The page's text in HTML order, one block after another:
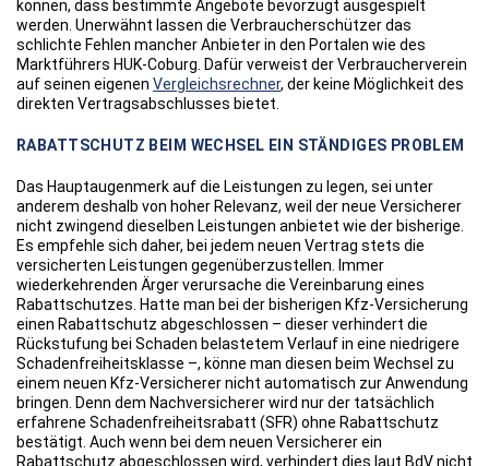
können, dass bestimmte Angebote bevorzugt ausgespielt
werden. Unerwähnt lassen die Verbraucherschützer das
schlichte Fehlen mancher Anbieter in den Portalen wie des
Marktführers HUK-Coburg. Dafür verweist der Verbraucherverein
auf seinen eigenen Vergleichsrechner, der keine Möglichkeit des
direkten Vertragsabschlusses bietet.
RABATTSCHUTZ BEIM WECHSEL EIN STÄNDIGES PROBLEM
Das Hauptaugenmerk auf die Leistungen zu legen, sei unter
anderem deshalb von hoher Relevanz, weil der neue Versicherer
nicht zwingend dieselben Leistungen anbietet wie der bisherige.
Es empfehle sich daher, bei jedem neuen Vertrag stets die
versicherten Leistungen gegenüberzustellen. Immer
wiederkehrenden Ärger verursache die Vereinbarung eines
Rabattschutzes. Hatte man bei der bisherigen Kfz-Versicherung
einen Rabattschutz abgeschlossen – dieser verhindert die
Rückstufung bei Schaden belastetem Verlauf in eine niedrigere
Schadenfreiheitsklasse –, könne man diesen beim Wechsel zu
einem neuen Kfz-Versicherer nicht automatisch zur Anwendung
bringen. Denn dem Nachversicherer wird nur der tatsächlich
erfahrene Schadenfreiheitsrabatt (SFR) ohne Rabattschutz
bestätigt. Auch wenn bei dem neuen Versicherer ein
Rabattschutz abgeschlossen wird, verhindert dies laut BdV nicht